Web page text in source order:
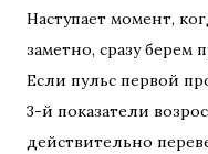
Наступает момент,
заметно, сразу берем
Если пульс первой
3-й показатели
действительно